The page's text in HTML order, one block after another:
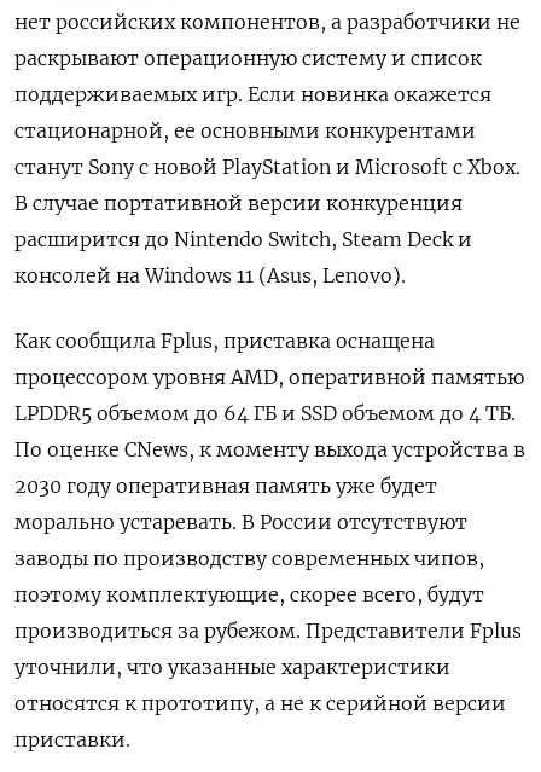
нет российских компонентов, а разработчики не
раскрывают операционную систему и список
поддерживаемых игр. Если новинка окажется
стационарной, ее основными конкурентами
станут Sony с новой PlayStation и Microsoft с Xbox.
В случае портативной версии конкуренция
расширится до Nintendo Switch, Steam Deck и
консолей на Windows 11 (Asus, Lenovo).
Как сообщила Fplus, приставка оснащена
процессором уровня AMD, оперативной памятью
LPDDR5 объемом до 64 ГБ и SSD объемом до 4 ТБ.
По оценке CNews, к моменту выхода устройства в
2030 году оперативная память уже будет
морально устаревать. В России отсутствуют
заводы по производству современных чипов,
поэтому комплектующие, скорее всего, будут
производиться за рубежом. Представители Fplus
уточнили, что указанные характеристики
относятся к прототипу, а не к серийной версии
приставки.